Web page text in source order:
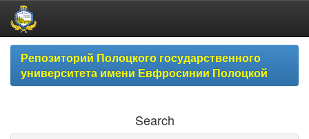
Skip
navigationРепозиторий Полоцкого государственного
университета имени Евфросинии Полоцкой
Search